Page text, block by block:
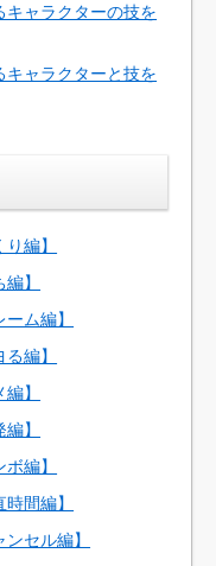
キャラクターの技を
キャラクターと技を
編】
】
ム編】
編】
】
】
編】
間編】
セル編】